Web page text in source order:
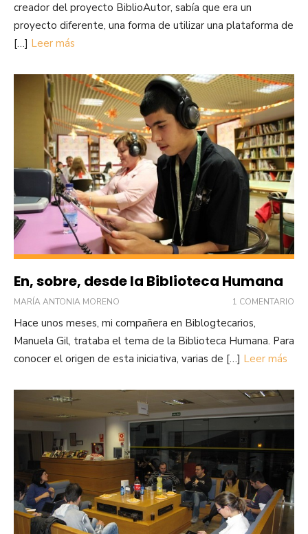
creador del proyecto BiblioAutor, sabía que era un
proyecto diferente, una forma de utilizar una plataforma de
[…] Leer más
En, sobre, desde la Biblioteca Humana
MARÍA ANTONIA MORENO 1 COMENTARIO
Hace unos meses, mi compañera en Biblogtecarios,
Manuela Gil, trataba el tema de la Biblioteca Humana. Para
conocer el origen de esta iniciativa, varias de […] Leer más